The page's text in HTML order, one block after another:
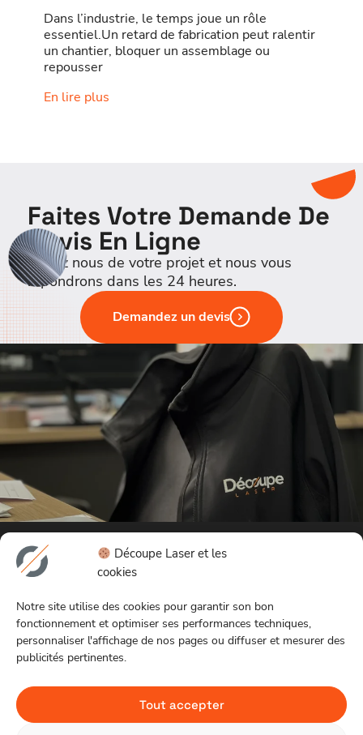
Découpe Laser et les
cookies
Notre site utilise des cookies pour garantir son bon
fonctionnement et optimiser ses performances techniques,
personnaliser l'affichage de nos pages ou diffuser et mesurer des
publicités pertinentes.
Tout accepter
Dans l’industrie, le temps joue un rôle
essentiel.Un retard de fabrication peut ralentir
un chantier, bloquer un assemblage ou
repousser
En lire plus
Faites Votre Demande De
Devis En Ligne
Parlez nous de votre projet et nous vous
répondrons dans les 24 heures.
Demandez un devis
vos demandes avec tout
type de gabarits. Nous
assurons toute la
prestation, de la
compris la découpe et le
parachèvement, pour
divers matériaux.
laser
Découpe
jet d’eau
Notre
histoire
Nos
Politique
de